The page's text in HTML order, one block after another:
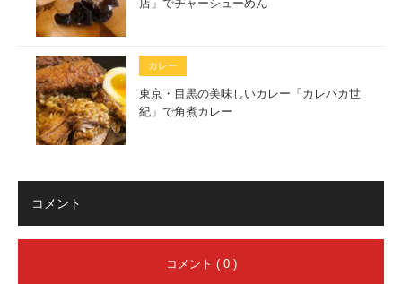
店」でチャーシューめん
カレー
東京・目黒の美味しいカレー「カレバカ世
紀」で角煮カレー
コメント
コメント ( 0 )